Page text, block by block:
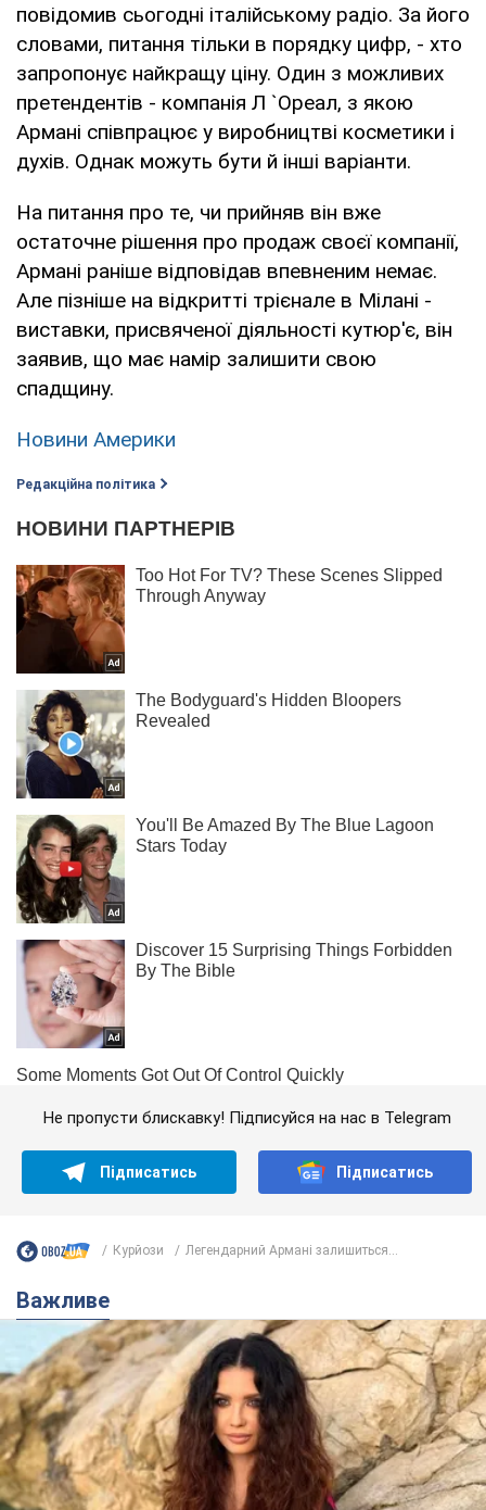
повідомив сьогодні італійському радіо. За його
словами, питання тільки в порядку цифр, - хто
запропонує найкращу ціну. Один з можливих
претендентів - компанія Л `Ореал, з якою
Армані співпрацює у виробництві косметики і
духів. Однак можуть бути й інші варіанти.
На питання про те, чи прийняв він вже
остаточне рішення про продаж своєї компанії,
Армані раніше відповідав впевненим немає.
Але пізніше на відкритті трієнале в Мілані -
виставки, присвяченої діяльності кутюр'є, він
заявив, що має намір залишити свою
спадщину.
Новини Америки
Редакційна політика
Не пропусти блискавку! Підписуйся на нас в Telegram
Підписатись Підписатись
Курйози Легендарний Армані залишиться...
Важливе